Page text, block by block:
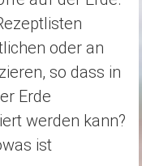
oder an
so dass in
Erde
werden kann?
ist